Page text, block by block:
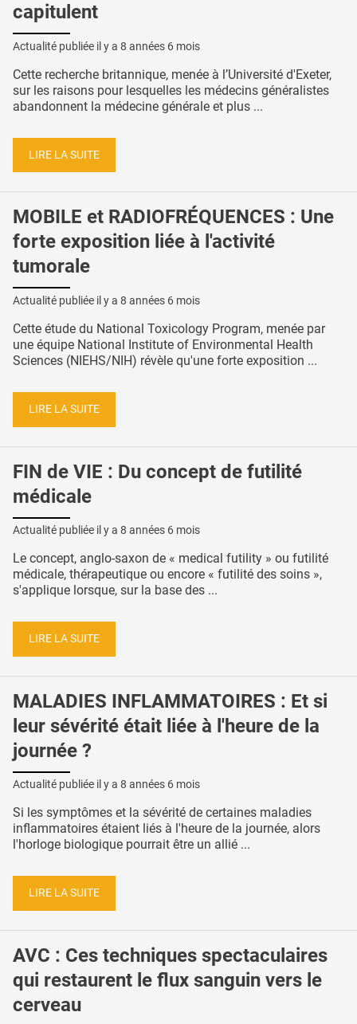
capitulent
Actualité publiée il y a 8 années 6 mois
Cette recherche britannique, menée à l’Université d'Exeter,
sur les raisons pour lesquelles les médecins généralistes
abandonnent la médecine générale et plus ...
LIRE LA SUITE
MOBILE et RADIOFRÉQUENCES : Une
forte exposition liée à l'activité
tumorale
Actualité publiée il y a 8 années 6 mois
Cette étude du National Toxicology Program, menée par
une équipe National Institute of Environmental Health
Sciences (NIEHS/NIH) révèle qu'une forte exposition ...
LIRE LA SUITE
FIN de VIE : Du concept de futilité
médicale
Actualité publiée il y a 8 années 6 mois
Le concept, anglo-saxon de « medical futility » ou futilité
médicale, thérapeutique ou encore « futilité des soins »,
s'applique lorsque, sur la base des ...
LIRE LA SUITE
MALADIES INFLAMMATOIRES : Et si
leur sévérité était liée à l'heure de la
journée ?
Actualité publiée il y a 8 années 6 mois
Si les symptômes et la sévérité de certaines maladies
inflammatoires étaient liés à l'heure de la journée, alors
l'horloge biologique pourrait être un allié ...
LIRE LA SUITE
AVC : Ces techniques spectaculaires
qui restaurent le flux sanguin vers le
cerveau